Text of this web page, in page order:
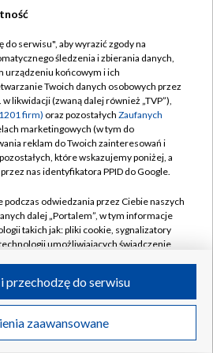
TVP
Regulamin TVP
prywatności
Moje zgody
Pomoc
Kontakt
Kanały
Polska S.A. w likwidacji
serwisu", aby wyrazić zgody na
śledzenia i zbierania danych,
urządzeniu końcowym i ich
Twoich danych osobowych przez
likwidacji (zwaną dalej również „TVP”),
firm) oraz pozostałych Zaufanych
marketingowych (w tym do
reklam do Twoich zainteresowań i
które wskazujemy poniżej, a
nas identyfikatora PPID do Google.
odwiedzania przez Ciebie naszych
dalej „Portalem”, w tym informacje
takich jak: pliki cookie, sygnalizatory
umożliwiających świadczenie
podczas odwiedzania przez Ciebie
takie jak adresy IP, identyfikatory
zaawansowane
przechodzę do serwisu